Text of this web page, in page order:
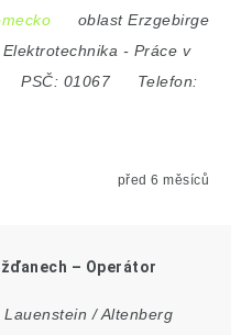
oblast Erzgebirge
Elektrotechnika - Práce v
PSČ: 01067
Telefon:
před 6 měsíců
– Operátor
/ Altenberg